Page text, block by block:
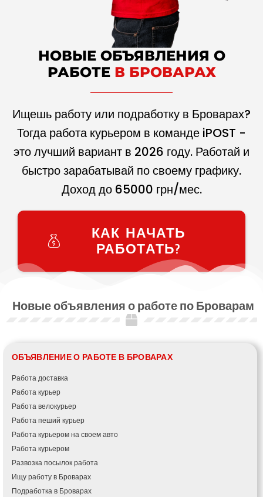
НОВЫЕ ОБЪЯВЛЕНИЯ О
РАБОТЕ В БРОВАРАХ
Ищешь работу или подработку в Броварах?
Тогда работа курьером в команде iPOST -
это лучший вариант в 2026 году. Работай и
быстро зарабатывай по своему графику.
Доход до 65000 грн/мес.
КАК НАЧАТЬ
РАБОТАТЬ?
Новые объявления о работе по Броварам
ОБЪЯВЛЕНИЕ О РАБОТЕ В БРОВАРАХ
Работа доставка
Работа курьер
Работа велокурьер
Работа пеший курьер
Работа курьером на своем авто
Работа курьером
Развозка посылок работа
Ищу работу в Броварах
Подработка в Броварах